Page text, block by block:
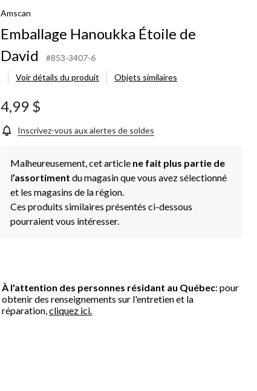
Amscan
Emballage Hanoukka Étoile de
David
#853-3407-6
Voir détails du produit
Objets similaires
4,99 $
Inscrivez-vous aux alertes de soldes
Malheureusement, cet article ne fait plus partie de
l’assortiment du magasin que vous avez sélectionné
et les magasins de la région.
Ces produits similaires présentés ci-dessous
pourraient vous intéresser.
À l'attention des personnes résidant au Québec: pour
obtenir des renseignements sur l'entretien et la
réparation,cliquez ici.